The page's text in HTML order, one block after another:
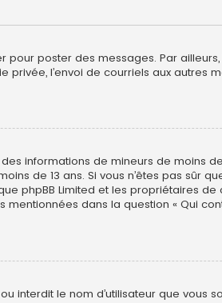
poster des messages. Par ailleurs,
l’envoi de courriels aux autres
informations de mineurs de moins
de 13 ans. Si vous n’êtes pas sûr
phpBB Limited et les propriétaires
dans la question « Qui
interdit le nom d’utilisateur que vous